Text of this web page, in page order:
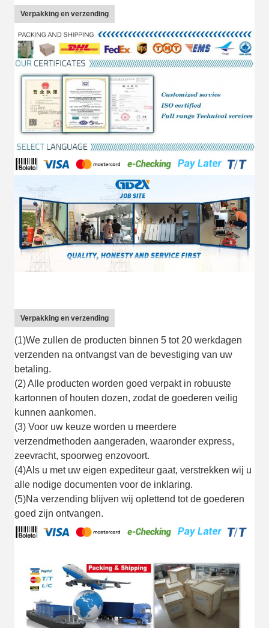
Verpakking en verzending
Verpakking en verzending
(1)We zullen de producten binnen 5 tot 20 werkdagen
verzenden na ontvangst van de bevestiging van uw
betaling.
(2) Alle producten worden goed verpakt in robuuste
kartonnen of houten dozen, zodat de goederen veilig
kunnen aankomen.
(3) Voor uw keuze worden u meerdere
verzendmethoden aangeraden, waaronder express,
zeevracht, spoorweg enzovoort.
(4)Als u met uw eigen expediteur gaat, verstrekken wij u
alle nodige documenten voor de inklaring.
(5)Na verzending blijven wij oplettend tot de goederen
goed zijn ontvangen.